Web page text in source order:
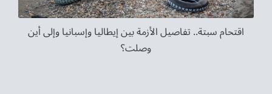
اقتحام سبتة.. تفاصيل الأزمة بين إيطاليا وإسبانيا وإلى أين
وصلت؟